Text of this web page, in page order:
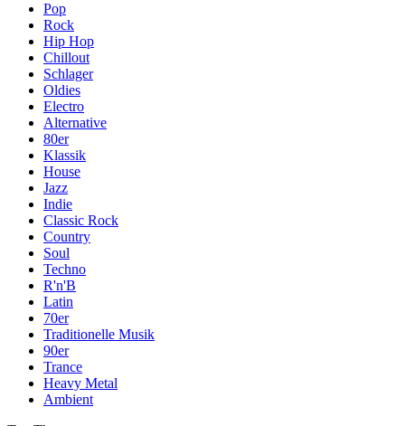
Pop
Rock
Hip Hop
Chillout
Schlager
Oldies
Electro
Alternative
80er
Klassik
House
Jazz
Indie
Classic Rock
Country
Soul
Techno
R'n'B
Latin
70er
Traditionelle Musik
90er
Trance
Heavy Metal
Ambient